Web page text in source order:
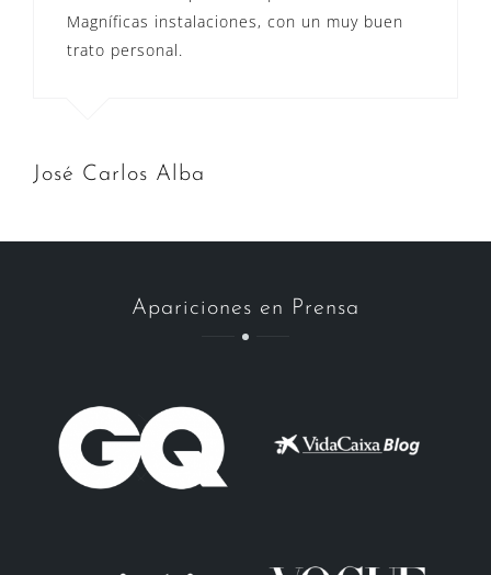
Magníficas instalaciones, con un muy buen
trato personal.
José Carlos Alba
Apariciones en Prensa